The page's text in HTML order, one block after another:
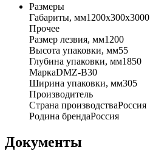
Размеры
Габариты, мм1200х300х3000
Прочее
Размер лезвия, мм1200
Высота упаковки, мм55
Глубина упаковки, мм1850
МаркаDMZ-B30
Ширина упаковки, мм305
Производитель
Страна производстваРоссия
Родина брендаРоссия
Документы